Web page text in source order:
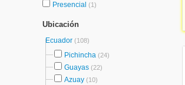
Presencial (1)
Ubicación
Ecuador (108)
Pichincha (24)
Guayas (22)
Azuay (10)